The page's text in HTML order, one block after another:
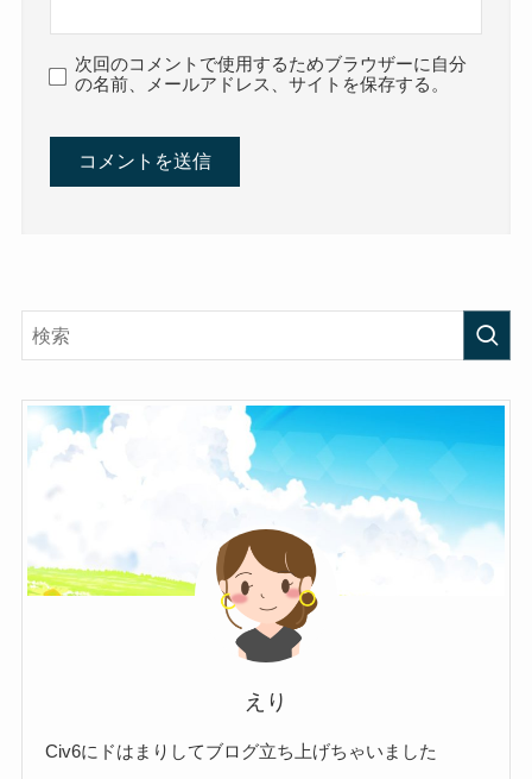
次回のコメントで使用するためブラウザーに自分
の名前、メールアドレス、サイトを保存する。
えり
Civ6にドはまりしてブログ立ち上げちゃいました